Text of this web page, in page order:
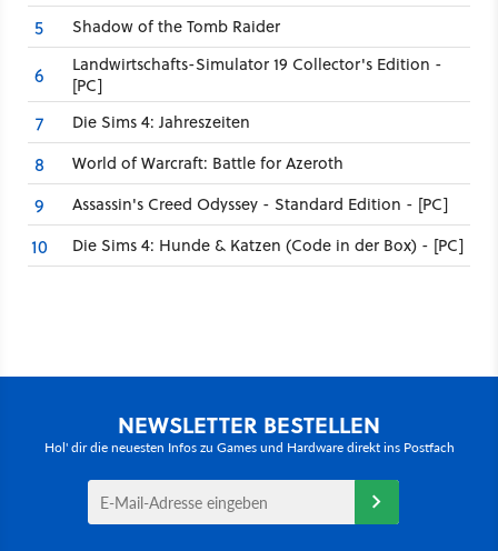
5 Shadow of the Tomb Raider
6
Landwirtschafts-Simulator 19 Collector's Edition -
[PC]
7 Die Sims 4: Jahreszeiten
8 World of Warcraft: Battle for Azeroth
9 Assassin's Creed Odyssey - Standard Edition - [PC]
10 Die Sims 4: Hunde & Katzen (Code in der Box) - [PC]
NEWSLETTER BESTELLEN
Hol' dir die neuesten Infos zu Games und Hardware direkt ins Postfach